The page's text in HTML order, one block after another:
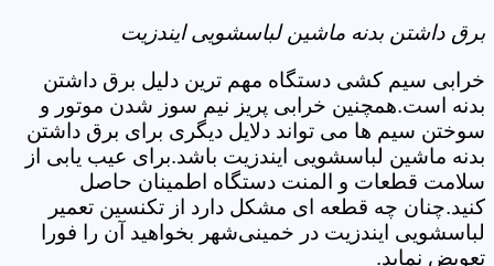
برق داشتن بدنه ماشین لباسشویی ایندزیت
خرابی سیم کشی دستگاه مهم ترین دلیل برق داشتن
بدنه است.همچنین خرابی پریز نیم سوز شدن موتور و
سوختن سیم ها می تواند دلایل دیگری برای برق داشتن
بدنه ماشین لباسشویی ایندزیت باشد.برای عیب یابی از
سلامت قطعات و المنت دستگاه اطمینان حاصل
کنید.چنان چه قطعه ای مشکل دارد از تکنسین تعمیر
لباسشویی ایندزیت در خمینی‌شهر بخواهید آن را فورا
تعویض نماید.